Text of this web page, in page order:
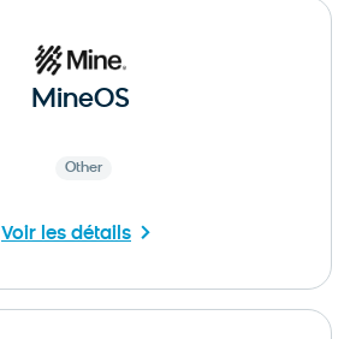
MineOS
Other
Voir les détails